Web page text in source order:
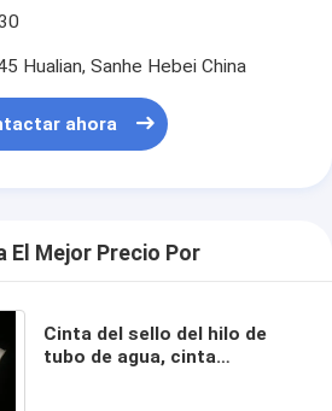
Hualian, Sanhe Hebei China
ahora
El Mejor Precio Por
Cinta del sello del hilo de
tubo de agua, cinta